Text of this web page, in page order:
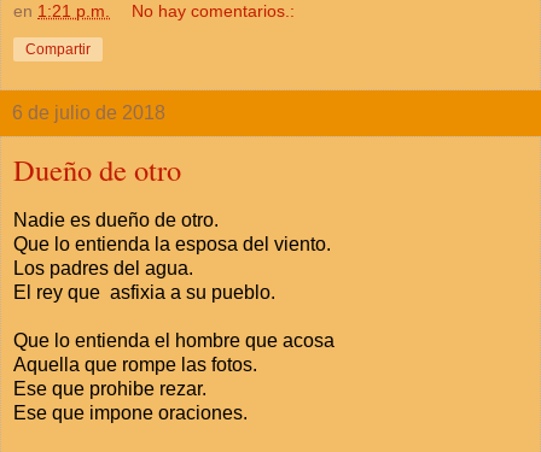
en 1:21 p.m. No hay comentarios.:
Compartir
6 de julio de 2018
Dueño de otro
Nadie es dueño de otro.
Que lo entienda la esposa del viento.
Los padres del agua.
El rey que asfixia a su pueblo.
Que lo entienda el hombre que acosa
Aquella que rompe las fotos.
Ese que prohibe rezar.
Ese que impone oraciones.